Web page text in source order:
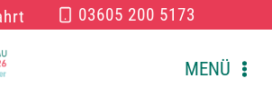
03605 200 5173
MENÜ